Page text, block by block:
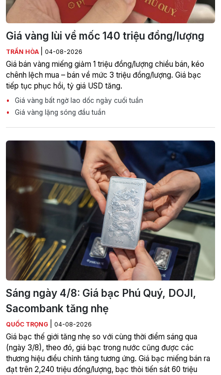
Giá vàng lùi về mốc 140 triệu đồng/lượng
TRẦN HÒA 04-08-2026
Giá bán vàng miếng giảm 1 triệu đồng/lượng chiều bán, kéo
chênh lệch mua – bán về mức 3 triệu đồng/lượng. Giá bạc
tiếp tục phục hồi, tỷ giá USD tăng.
Giá vàng bất ngờ lao dốc ngày cuối tuần
Giá vàng lặng sóng đầu tuần
Sáng ngày 4/8: Giá bạc Phú Quý, DOJI,
Sacombank tăng nhẹ
QUỐC TRỌNG 04-08-2026
Giá bạc thế giới tăng nhẹ so với cùng thời điểm sáng qua
(ngày 3/8), theo đó, giá bạc trong nước cũng được các
thương hiệu điều chỉnh tăng tương ứng. Giá bạc miếng bán ra
đạt trên 2,240 triệu đồng/lượng, bạc thỏi tiến sát 60 triệu